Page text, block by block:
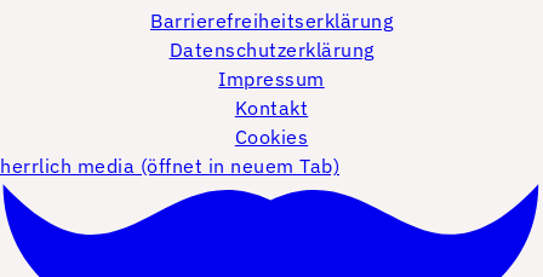
Barrierefreiheitserklärung
Datenschutzerklärung
Impressum
Kontakt
Cookies
herrlich media (öffnet in neuem Tab)